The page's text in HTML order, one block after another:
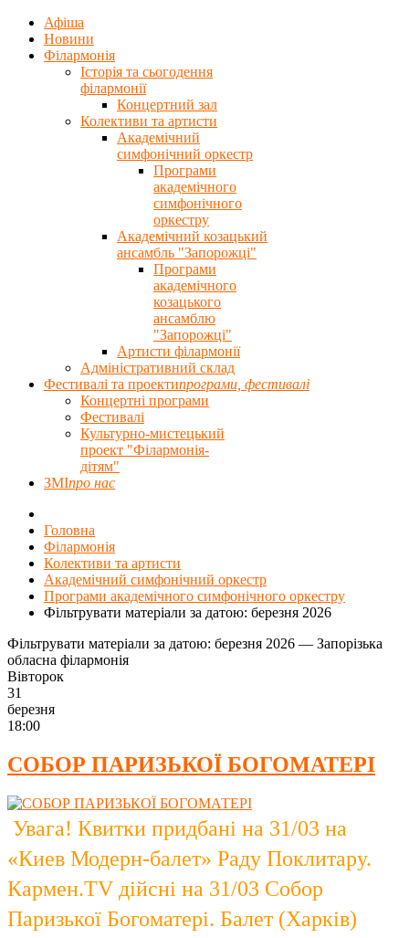
Афіша
Новини
Філармонія
Історія та сьогодення
філармонії
Концертний зал
Колективи та артисти
Академічний
симфонічний оркестр
Програми
академічного
симфонічного
оркестру
Академічний козацький
ансамбль "Запорожці"
Програми
академічного
козацького
ансамблю
"Запорожці"
Артисти філармонії
Адміністративний склад
Фестивалі та проектипрограми, фестивалi
Концертнi програми
Фестивалі
Культурно-мистецький
проект "Філармонія-
дітям"
ЗМІпро нас
Головна
Філармонія
Колективи та артисти
Академічний симфонічний оркестр
Програми академічного симфонічного оркестру
Фільтрувати матеріали за датою: березня 2026
Фільтрувати матеріали за датою: березня 2026 — Запорізька
обласна філармонія
Вівторок
31
березня
18:00
СОБОР ПАРИЗЬКОЇ БОГОМАТЕРІ
Увага! Квитки придбані на 31/03 на
«Киев Модерн-балет» Раду Поклитару.
Кармен.TV дійсні на 31/03 Собор
Паризької Богоматері. Балет (Харків)